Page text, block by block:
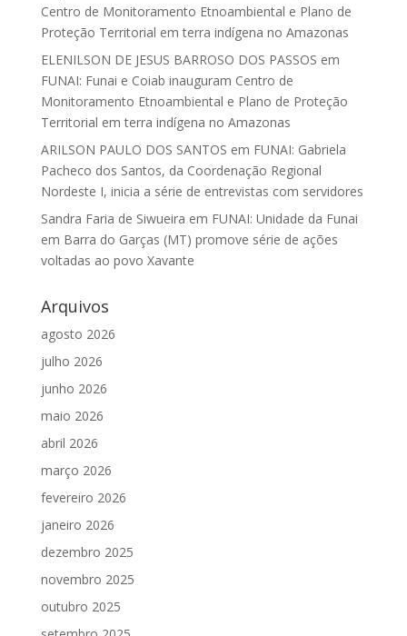
Centro de Monitoramento Etnoambiental e Plano de
Proteção Territorial em terra indígena no Amazonas
ELENILSON DE JESUS BARROSO DOS PASSOS em
FUNAI: Funai e Coiab inauguram Centro de
Monitoramento Etnoambiental e Plano de Proteção
Territorial em terra indígena no Amazonas
ARILSON PAULO DOS SANTOS em FUNAI: Gabriela
Pacheco dos Santos, da Coordenação Regional
Nordeste I, inicia a série de entrevistas com servidores
Sandra Faria de Siwueira em FUNAI: Unidade da Funai
em Barra do Garças (MT) promove série de ações
voltadas ao povo Xavante
Arquivos
agosto 2026
julho 2026
junho 2026
maio 2026
abril 2026
março 2026
fevereiro 2026
janeiro 2026
dezembro 2025
novembro 2025
outubro 2025